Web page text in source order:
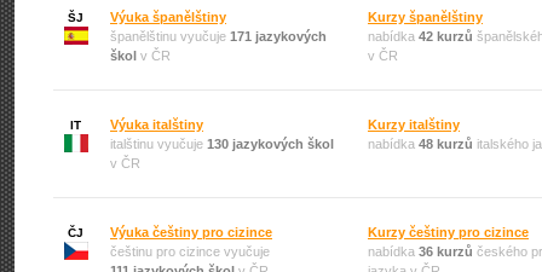
ŠJ
Výuka španělštiny
španělštinu vyučuje 171 jazykových
škol v ČR
Kurzy španělštiny
nabídka 42 kurzů
v ČR
IT
Výuka italštiny
italštinu vyučuje 130 jazykových škol
v ČR
Kurzy italštiny
nabídka 48 kurzů italského
ČJ
Výuka češtiny pro cizince
češtinu pro cizince vyučuje
Kurzy češtiny pro cizince
nabídka 36 kurzů českého